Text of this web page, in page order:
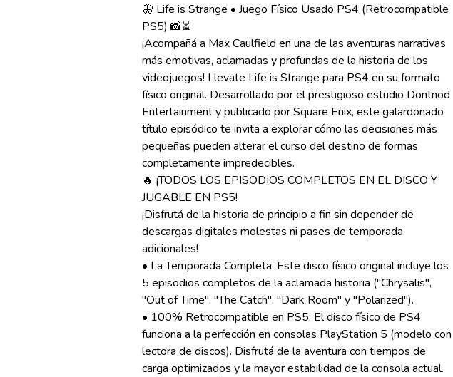
🦋 Life is Strange • Juego Físico Usado PS4 (Retrocompatible
PS5) 📸⏳
¡Acompañá a Max Caulfield en una de las aventuras narrativas
más emotivas, aclamadas y profundas de la historia de los
videojuegos! Llevate Life is Strange para PS4 en su formato
físico original. Desarrollado por el prestigioso estudio Dontnod
Entertainment y publicado por Square Enix, este galardonado
título episódico te invita a explorar cómo las decisiones más
pequeñas pueden alterar el curso del destino de formas
completamente impredecibles.
🔥 ¡TODOS LOS EPISODIOS COMPLETOS EN EL DISCO Y
JUGABLE EN PS5!
¡Disfrutá de la historia de principio a fin sin depender de
descargas digitales molestas ni pases de temporada
adicionales!
• La Temporada Completa: Este disco físico original incluye los
5 episodios completos de la aclamada historia ("Chrysalis",
"Out of Time", "The Catch", "Dark Room" y "Polarized").
• 100% Retrocompatible en PS5: El disco físico de PS4
funciona a la perfección en consolas PlayStation 5 (modelo con
lectora de discos). Disfrutá de la aventura con tiempos de
carga optimizados y la mayor estabilidad de la consola actual.